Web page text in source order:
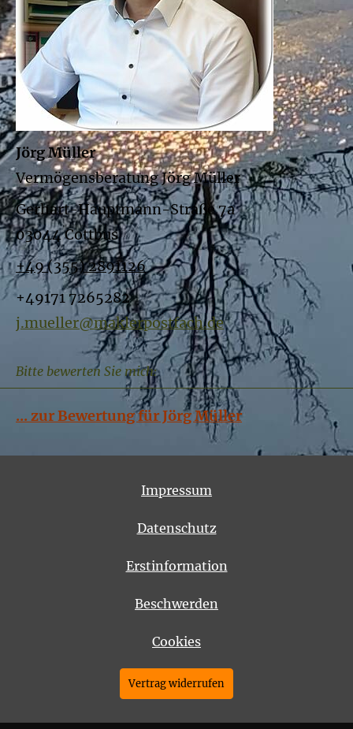
Jörg Müller
Vermögensberatung Jörg Müller
Gerhart-Hauptmann-Straße 7a
03044 Cottbus
+49 (355) 2891126
+49171 7265282
j.mueller@maklerpostfach.de
Bitte bewerten Sie mich:
... zur Bewertung für Jörg Müller
Impressum
Datenschutz
Erstinformation
Beschwerden
Cookies
Vertrag widerrufen